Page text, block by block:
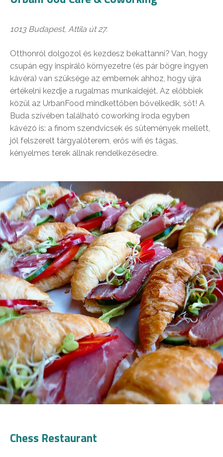
1013 Budapest, Attila út 27.
Otthonról dolgozol és kezdesz bekattanni? Van, hogy
csupán egy inspiráló környezetre (és pár bögre ingyen
kávéra) van szüksége az embernek ahhoz, hogy újra
értékelni kezdje a rugalmas munkaidejét. Az előbbiek
közül az UrbanFood mindkettőben bővelkedik, sőt! A
Buda szívében található coworking iroda egyben
kávézó is: a finom szendvicsek és sütemények mellett,
jól felszerelt tárgyalóterem, erős wifi és tágas,
kényelmes terek állnak rendelkezésedre.
Chess Restaurant